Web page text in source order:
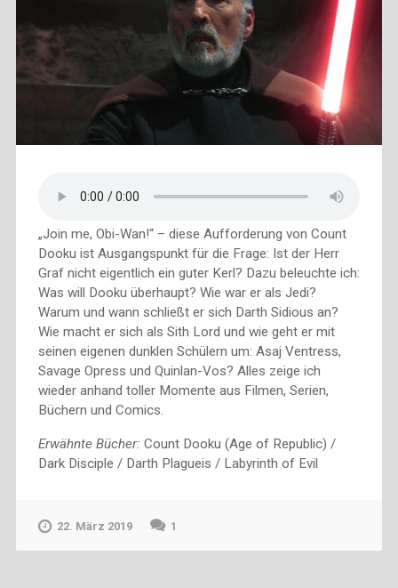
„Join me, Obi-Wan!“ – diese Aufforderung von Count
Dooku ist Ausgangspunkt für die Frage: Ist der Herr
Graf nicht eigentlich ein guter Kerl? Dazu beleuchte ich:
Was will Dooku überhaupt? Wie war er als Jedi?
Warum und wann schließt er sich Darth Sidious an?
Wie macht er sich als Sith Lord und wie geht er mit
seinen eigenen dunklen Schülern um: Asaj Ventress,
Savage Opress und Quinlan-Vos? Alles zeige ich
wieder anhand toller Momente aus Filmen, Serien,
Büchern und Comics.
Erwähnte Bücher: Count Dooku (Age of Republic) /
Dark Disciple / Darth Plagueis / Labyrinth of Evil
22. März 2019 1